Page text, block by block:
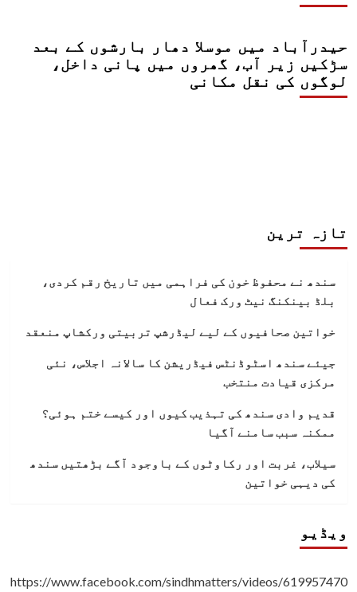
حیدرآباد میں موسلا دھار بارشوں کے بعد
سڑکیں زیر آب، گھروں میں پانی داخل،
لوگوں کی نقل مکانی
تازہ ترین
سندھ نے محفوظ خون کی فراہمی میں تاریخ رقم کردی،
بلڈ بینکنگ نیٹ ورک فعال
خواتین صحافیوں کے لیے لیڈرشپ تربیتی ورکشاپ منعقد
جیئے سندھ اسٹوڈنٹس فیڈریشن کا سالانہ اجلاس، نئی
مرکزی قیادت منتخب
قدیم وادی سندھ کی تہذیب کیوں اور کیسے ختم ہوئی؟
ممکنہ سبب سامنے آگیا
سیلاب، غربت اور رکاوٹوں کے باوجود آگے بڑھتیں سندھ
کی دیہی خواتین
ویڈیو
https://www.facebook.com/sindhmatters/videos/619957470